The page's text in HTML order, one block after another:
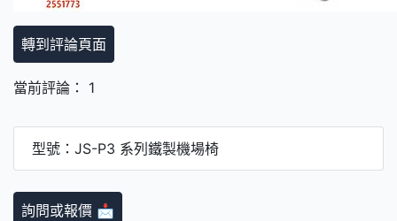
轉到評論頁面
當前評論： 1
型號：JS-P3 系列鐵製機場椅
詢問或報價 📩